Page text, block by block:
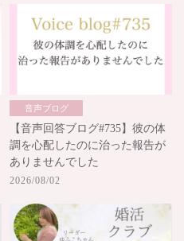
音声ブログ
【音声回答ブログ#735】彼の体
調を心配したのに治った報告が
ありませんでした
2026/08/02